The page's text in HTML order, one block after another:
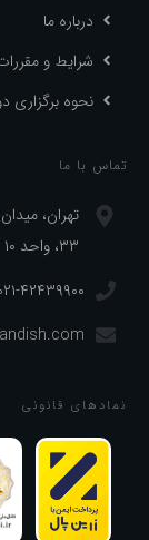
درباره ما
شرایط و
نحوه برگزاری
تماس با ما
تهران،
۳۳، واحد ۱۰
۰۲۱-
نماد‌های قانونی